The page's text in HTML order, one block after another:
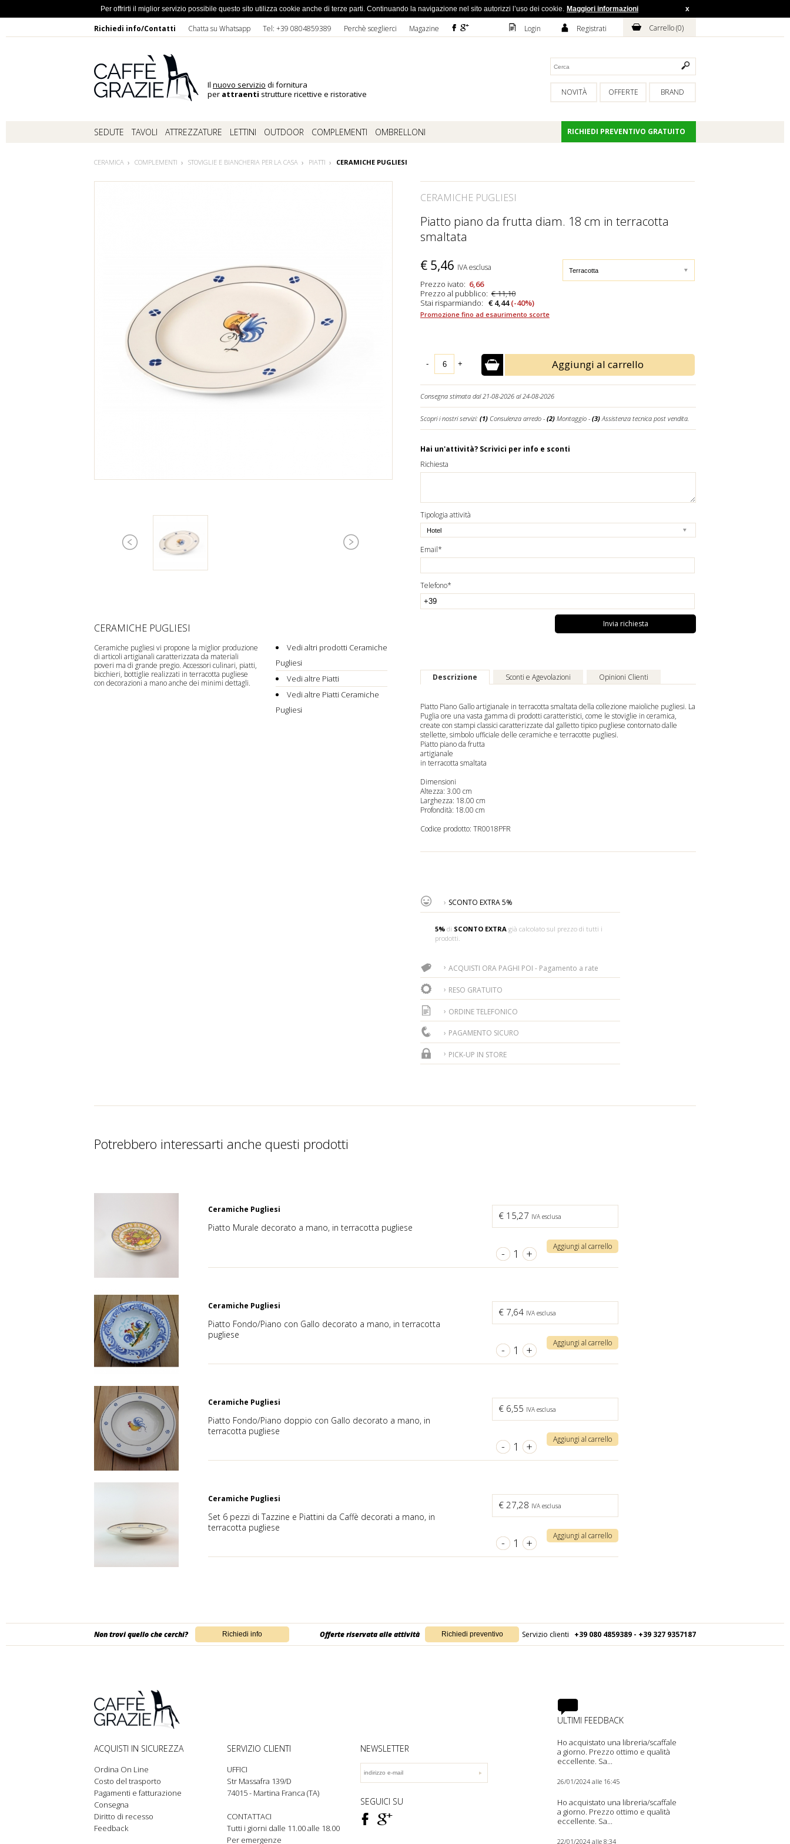
Richiedi info/Contatti Chatta su Whatsapp Tel: +39 0804859389 Perchè sceglierci Magazine F ì D Login A Registrati H Carrello (0)
Il nuovo servizio di fornitura
per attraenti strutture ricettive e ristorative BRAND
OFFERTE
NOVITÀ
SEDUTE TAVOLI ATTREZZATURE LETTINI OUTDOOR COMPLEMENTI OMBRELLONI RICHIEDI PREVENTIVO GRATUITO
CERAMICA COMPLEMENTI STOVIGLIE E BIANCHERIA PER LA CASA PIATTI CERAMICHE PUGLIESI
CERAMICHE PUGLIESI
Ceramiche pugliesi vi propone la miglior produzione
di articoli artigianali caratterizzata da materiali
poveri ma di grande pregio. Accessori culinari, piatti,
bicchieri, bottiglie realizzati in terracotta pugliese
con decorazioni a mano anche dei minimi dettagli.
Vedi altri prodotti Ceramiche
Pugliesi
Vedi altre Piatti
Vedi altre Piatti Ceramiche
Pugliesi
CERAMICHE PUGLIESI
Piatto piano da frutta diam. 18 cm in terracotta
smaltata
€ 5,46 IVA esclusa
Prezzo ivato: 6,66
Prezzo al pubblico: € 11,10
Stai risparmiando: € 4,44(-40%)
Promozione fino ad esaurimento scorte
- + Aggiungi al carrello
Consegna stimata dal 21-08-2026 al 24-08-2026
Scopri i nostri servizi: (1) Consulenza arredo - (2) Montaggio - (3)Assistenza tecnica post vendita.
Hai un'attività? Scrivici per info e sconti
Richiesta
Tipologia attività
Email*
Telefono*
Invia richiesta
Descrizione Sconti e Agevolazioni Opinioni Clienti
Piatto Piano Gallo artigianale in terracotta smaltata della collezione maioliche pugliesi. La
Puglia offre una vasta gamma di prodotti caratteristici, come le stoviglie in ceramica,
create con stampi classici caratterizzate dal galletto tipico pugliese contornato dalle
stellette, simbolo ufficiale delle ceramiche e terracotte pugliesi.
Piatto piano da frutta
artigianale
in terracotta smaltata
Dimensioni
Altezza: 3.00 cm
Larghezza: 18.00 cm
Profondità: 18.00 cm
Codice prodotto: TR0018PFR
SCONTO EXTRA 5%
5%di SCONTO EXTRAgià calcolato sul prezzo di tutti i
prodotti.
ACQUISTI ORA PAGHI POI - Pagamento a rate
RESO GRATUITO
ORDINE TELEFONICO
PAGAMENTO SICURO
PICK-UP IN STORE
Potrebbero interessarti anche questi prodotti
Ceramiche Pugliesi
Piatto Murale decorato a mano, in terracotta pugliese
€ 15,27 IVA esclusa
Aggiungi al carrello
- 1 +
Ceramiche Pugliesi
Piatto Fondo/Piano con Gallo decorato a mano, in terracotta
pugliese
€ 7,64 IVA esclusa
Aggiungi al carrello
- 1 +
Ceramiche Pugliesi
Piatto Fondo/Piano doppio con Gallo decorato a mano, in
terracotta pugliese
€ 6,55 IVA esclusa
Aggiungi al carrello
- 1 +
Ceramiche Pugliesi
Set 6 pezzi di Tazzine e Piattini da Caffè decorati a mano, in
terracotta pugliese
€ 27,28 IVA esclusa
Aggiungi al carrello
- 1 +
Non trovi quello che cerchi? Offerte riservata alle attività Servizio clienti +39 080 4859389 - +39 327 9357187
ACQUISTI IN SICUREZZA
Ordina On Line
Costo del trasporto
Pagamenti e fatturazione
Consegna
Diritto di recesso
Feedback
SERVIZIO CLIENTI
UFFICI
Str Massafra 139/D
74015 - Martina Franca (TA)
CONTATTACI
Tutti i giorni dalle 11.00 alle 18.00
Per emergenze
NEWSLETTER
SEGUICI SU
F ì
ULTIMI FEEDBACK
Ho acquistato una libreria/scaffale
a giorno. Prezzo ottimo e qualità
eccellente. Sa...
26/01/2024 alle 16:45
Ho acquistato una libreria/scaffale
a giorno. Prezzo ottimo e qualità
eccellente. Sa...
22/01/2024 alle 8:34
Per offrirti il miglior servizio possibile questo sito utilizza cookie anche di terze parti. Continuando la navigazione nel sito autorizzi l’uso dei cookie. Maggiori informazioni x